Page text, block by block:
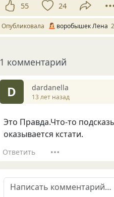
55 24
Опубликовала воробышек Лена
1 комментарий
D dardanella
13 лет назад
Это Правда.Что-то
оказывается кстати.
Ответить